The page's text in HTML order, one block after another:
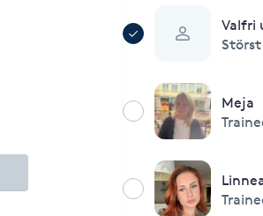
Valfri
Meja